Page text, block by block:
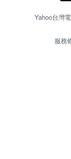
Yahoo台灣
服務